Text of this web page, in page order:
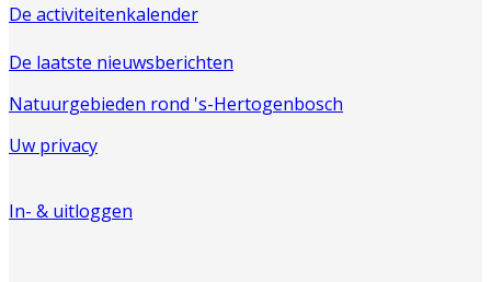
De activiteitenkalender
De laatste nieuwsberichten
Natuurgebieden rond 's-Hertogenbosch
Uw privacy
In- & uitloggen